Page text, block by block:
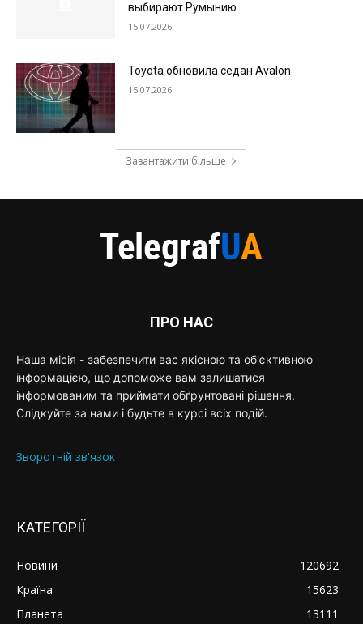
выбирают Румынию
15.07.2026
Toyota обновила седан Avalon
15.07.2026
Завантажити більше
ПРО НАС
Наша місія - забезпечити вас якісною та об'єктивною
інформацією, що допоможе вам залишатися
інформованим та приймати обґрунтовані рішення.
Слідкуйте за нами і будьте в курсі всіх подій.
Зворотній зв'язок
КАТЕГОРІЇ
Новини
120692
Країна
15623
Планета
13111